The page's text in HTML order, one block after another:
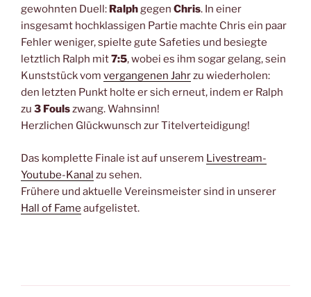
gewohnten Duell: Ralphgegen Chris. In einer
insgesamt hochklassigen Partie machte Chris ein paar
Fehler weniger, spielte gute Safeties und besiegte
letztlich Ralph mit7:5, wobei es ihm sogar gelang, sein
Kunststück vom vergangenen Jahrzu wiederholen:
den letzten Punkt holte er sich erneut, indem er Ralph
zu 3 Foulszwang. Wahnsinn!
Herzlichen Glückwunsch zur Titelverteidigung!
Das komplette Finale ist auf unserem Livestream-
Youtube-Kanal zu sehen.
Frühere und aktuelle Vereinsmeister sind in unserer
Hall of Fame aufgelistet.